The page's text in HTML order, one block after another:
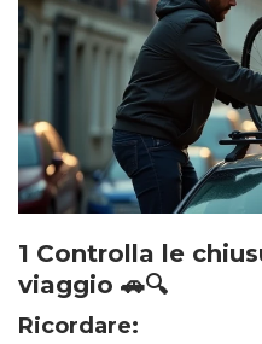
1 Controlla le
viaggio 🚗🔍
Ricordare: